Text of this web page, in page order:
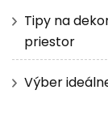
Tipy na
priestor
Výber